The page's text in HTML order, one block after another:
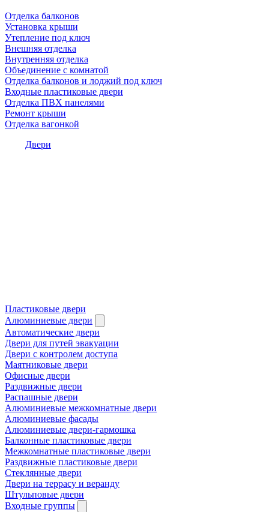
Отделка балконов
Установка крыши
Утепление под ключ
Внешняя отделка
Внутренняя отделка
Объединение с комнатой
Отделка балконов и лоджий под ключ
Входные пластиковые двери
Отделка ПВХ панелями
Ремонт крыши
Отделка вагонкой
Двери
Пластиковые двери
Алюминиевые двери
Автоматические двери
Двери для путей эвакуации
Двери с контролем доступа
Маятниковые двери
Офисные двери
Раздвижные двери
Распашные двери
Алюминиевые межкомнатные двери
Алюминиевые фасады
Алюминиевые двери-гармошка
Балконные пластиковые двери
Межкомнатные пластиковые двери
Раздвижные пластиковые двери
Стеклянные двери
Двери на террасу и веранду
Штульповые двери
Входные группы